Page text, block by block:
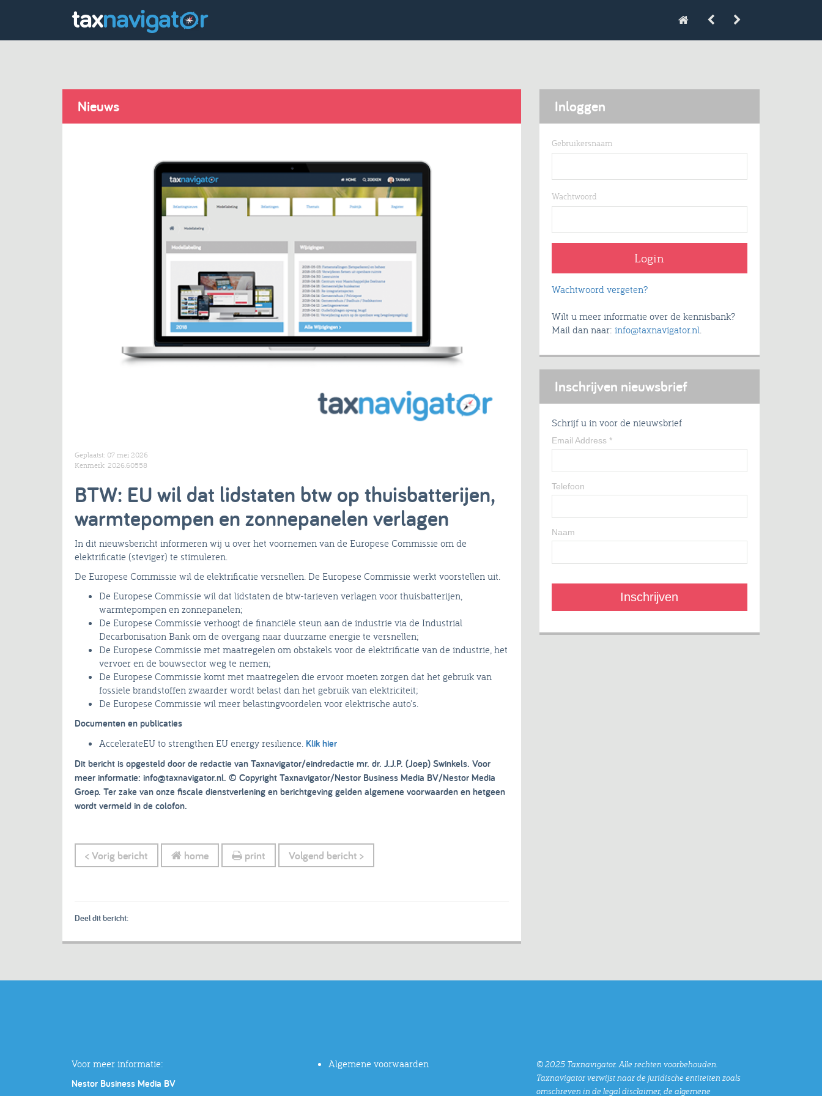
Nieuws
Geplaatst: 07 mei 2026
Kenmerk: 2026.60558
BTW: EU wil dat lidstaten btw op thuisbatterijen,
warmtepompen en zonnepanelen verlagen
In dit nieuwsbericht informeren wij u over het voornemen van de Europese Commissie om de
elektrificatie (steviger) te stimuleren.
De Europese Commissie wil de elektrificatie versnellen. De Europese Commissie werkt voorstellen uit.
De Europese Commissie wil dat lidstaten de btw-tarieven verlagen voor thuisbatterijen,
warmtepompen en zonnepanelen;
De Europese Commissie verhoogt de financiële steun aan de industrie via de Industrial
Decarbonisation Bank om de overgang naar duurzame energie te versnellen;
De Europese Commissie met maatregelen om obstakels voor de elektrificatie van de industrie, het
vervoer en de bouwsector weg te nemen;
De Europese Commissie komt met maatregelen die ervoor moeten zorgen dat het gebruik van
fossiele brandstoffen zwaarder wordt belast dan het gebruik van elektriciteit;
De Europese Commissie wil meer belastingvoordelen voor elektrische auto's.
Documenten en publicaties
AccelerateEU to strengthen EU energy resilience. Klik hier
Dit bericht is opgesteld door de redactie van Taxnavigator/eindredactie mr. dr. J.J.P. (Joep) Swinkels. Voor
meer informatie: info@taxnavigator.nl. © Copyright Taxnavigator/Nestor Business Media BV/Nestor Media
Groep. Ter zake van onze fiscale dienstverlening en berichtgeving gelden algemene voorwaarden en hetgeen
wordt vermeld in de colofon.
< Vorig bericht home print Volgend bericht >
Deel dit bericht:
Inloggen
Gebruikersnaam
Wachtwoord
Wachtwoord vergeten?
Wilt u meer informatie over de kennisbank?
Mail dan naar: info@taxnavigator.nl.
Inschrijven nieuwsbrief
Schrijf u in voor de nieuwsbrief
Email Address *
Telefoon
Naam
Voor meer informatie:
Nestor Business Media BV
Algemene voorwaarden
© 2025 Taxnavigator. Alle rechten voorbehouden.
Taxnavigator verwijst naar de juridische entiteiten zoals
omschreven in de legal disclaimer, de algemene